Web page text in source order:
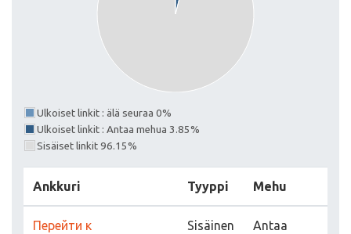
Ulkoiset linkit : älä seuraa 0%
Ulkoiset linkit : Antaa mehua 3.85%
Sisäiset linkit 96.15%
Ankkuri Tyyppi Mehu
Перейти к
Sisäinen
Antaa